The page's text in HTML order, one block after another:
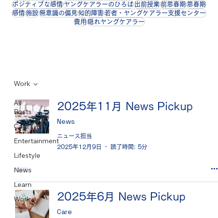
All
Posts
Care
Entertainment
Lifestyle
News
Learn
Work
Work
2025年11月 News Pickup
News
ニュース担当
2025年12月9日
読了時間: 5分
2025年6月 News Pickup
Care
ポジティブな感情ヤングケアラーのひろば出前授業前思春期思春期
感情施設無意識の偏見知的障害若者・ヤングケアラー支援センター
費用隠れヤングケアラー